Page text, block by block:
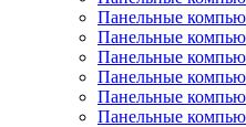
Панельные
Панельные
Панельные
Панельные
Панельные
Панельные